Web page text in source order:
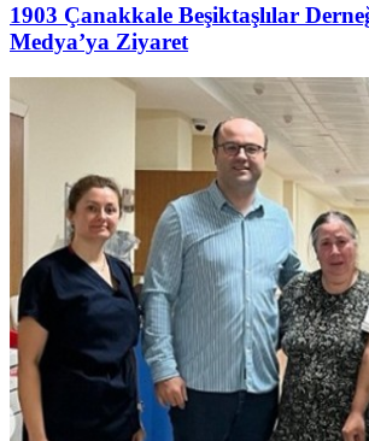
1903 Çanakkale Beşiktaşlılar
Medya’ya Ziyaret